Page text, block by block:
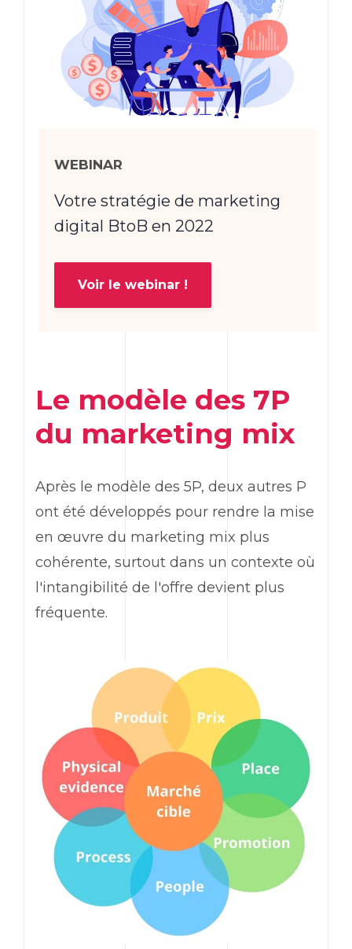
WEBINAR
Votre stratégie de marketing
digital BtoB en 2022
Voir le webinar !
Le modèle des 7P
du marketing mix
Après le modèle des 5P, deux autres P
ont été développés pour rendre la mise
en œuvre du marketing mix plus
cohérente, surtout dans un contexte où
l'intangibilité de l'offre devient plus
fréquente.